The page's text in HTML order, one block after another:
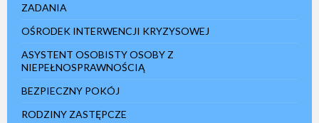
ZADANIA
OŚRODEK INTERWENCJI KRYZYSOWEJ
ASYSTENT OSOBISTY OSOBY Z
NIEPEŁNOSPRAWNOŚCIĄ
BEZPIECZNY POKÓJ
RODZINY ZASTĘPCZE